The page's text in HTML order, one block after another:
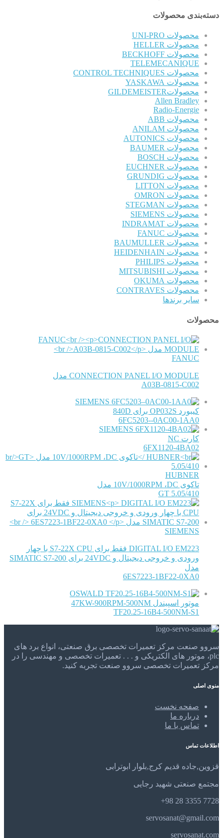
دسته‌بندی محصولات
محصولات UNI-PRO
محصولات HELLER
محصولات BECKHOFF
TELEMECANIQUE
محصولات CONTROL TECHNIQUES
محصولات YASKAWA
محصولاتGILDEMEISTER
Allen Bradley
Radio-Energie
محصولات ABB
محصولات ANILAM
محصولات AUTONICS
محصولات BAUMER
محصولات BOSCH
محصولات EUCHNER
محصولات GRUNDIG
محصولات LITTON
محصولات OMRON
محصولات STEGMAN
محصولات SIEMENS
محصولات INDRAMAT
محصولات FANUC
محصولات BAUMULLER
محصولات HEIDENHAIN
محصولات PHILIPS
محصولات MITSUBISHI
محصولات OKUMA
محصولات CONTRAVES
سایر برندها
محصولات
FANUC
CONNECTION PANEL I/O MODULE مدل
A03B-0815-C002
SIEMENS
کیبورد OP032S برای 840D
6FC5203--0AC00-1AA0
SIEMENS
کارت NC
6FX1120-4BA02
HUBNER
تاکوی 10V/1000RPM ،DC مدل
GT 5.05/410
SIEMENS
DIGITAL I/O EM223 فقط برای S7-22X CPU با چهار
ورودی و خروجی دیجیتال و 24VDC برای SIMATIC S7-200
مدل
6ES7223-1BF22-0XA0
OSWALD
موتور اسپیندل 47KW-900RPM-500NM
TF20.25-16B4-500NM-S1
سروو صنعت مرکز تعمیرات تخصصی برق صنعتی، انواع برد های
plc، موتور های الکتریکی و . . . تعمیرات تخصصی و مهندسی را در
مرکز تعمیرات تخصصی سروو صنعت تجربه کنید.
منوی اصلی
صفحه نخست
درباره ما
تماس با ما
اطلاعات تماس
قزوین,جاده قدیم کرج,بلوار ابوترابی
مجتمع صنعتی شهید رجایی
7728 3355 28 98+
servosanat@gmail.com
servosanat.com